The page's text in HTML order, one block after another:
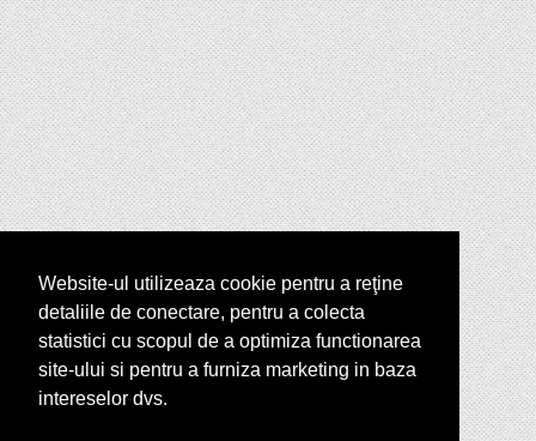
Website-ul utilizeaza cookie pentru a reţine
detaliile de conectare, pentru a colecta
statistici cu scopul de a optimiza functionarea
site-ului si pentru a furniza marketing in baza
intereselor dvs.